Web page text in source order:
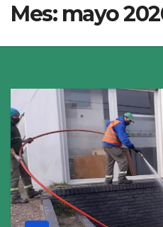
Mes: mayo